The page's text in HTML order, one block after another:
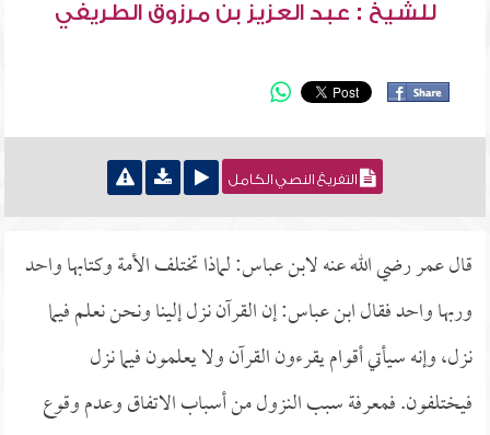
للشيخ : عبد العزيز بن مرزوق الطريفي
التفريغ النصي الكامل
قال عمر رضي الله عنه لابن عباس: لماذا تختلف الأمة وكتابها واحد
وربها واحد فقال ابن عباس: إن القرآن نزل إلينا ونحن نعلم فيما
نزل، وإنه سيأتي أقوام يقرءون القرآن ولا يعلمون فيما نزل
فيختلفون. فمعرفة سبب النزول من أسباب الاتفاق وعدم وقوع